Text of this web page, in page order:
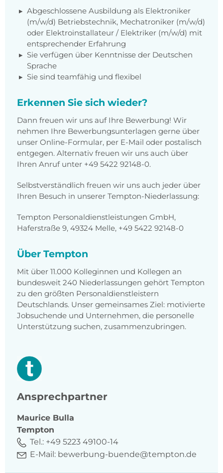
Abgeschlossene Ausbildung als Elektroniker
(m/w/d) Betriebstechnik, Mechatroniker (m/w/d)
oder Elektroinstallateur / Elektriker (m/w/d) mit
entsprechender Erfahrung
Sie verfügen über Kenntnisse der Deutschen
Sprache
Sie sind teamfähig und flexibel
Erkennen Sie sich wieder?
Dann freuen wir uns auf Ihre Bewerbung! Wir
nehmen Ihre Bewerbungsunterlagen gerne über
unser Online-Formular, per E-Mail oder postalisch
entgegen. Alternativ freuen wir uns auch über
Ihren Anruf unter +49 5422 92148-0.
Selbstverständlich freuen wir uns auch jeder über
Ihren Besuch in unserer Tempton-Niederlassung:
Tempton Personaldienstleistungen GmbH,
Haferstraße 9, 49324 Melle, +49 5422 92148-0
Über Tempton
Mit über 11.000 Kolleginnen und Kollegen an
bundesweit 240 Niederlassungen gehört Tempton
zu den größten Personaldienstleistern
Deutschlands. Unser gemeinsames Ziel: motivierte
Jobsuchende und Unternehmen, die personelle
Unterstützung suchen, zusammenzubringen.
Ansprechpartner
Maurice Bulla
Tempton
Tel.: +49 5223 49100-14
E-Mail: bewerbung-buende@tempton.de